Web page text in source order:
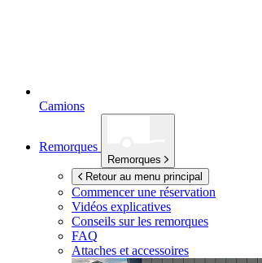
Camions
Remorques
Remorques
Retour au menu principal
Commencer une réservation
Vidéos explicatives
Conseils sur les remorques
FAQ
Attaches et accessoires